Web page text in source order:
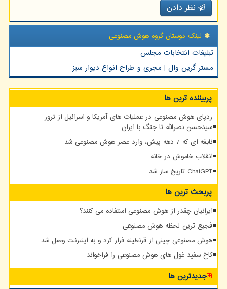
نظر دادن
لینک دوستان گروه هوش مصنوعی
تبلیغات انتخابات مجلس
مستر گرین وال | مجری و طراح انواع دیوار سبز
پربیننده ترین ها
ردپای هوش مصنوعی در عملیات های آمریکا و اسرائیل از ترور
سیدحسن نصرالله تا جنگ با ایران
نابغه ای که 7 دهه پیش، وارد عصر هوش مصنوعی شد
انقلاب خاموش در خانه
ChatGPT تاریخ ساز شد
پربحث ترین ها
ایرانیان چقدر از هوش مصنوعی استفاده می کنند؟
فجیع ترین لحظه هوش مصنوعی
هوش مصنوعی چینی از قرنطینه فرار کرد و به اینترنت وصل شد
کاخ سفید غول های هوش مصنوعی را فراخواند
جدیدترین ها